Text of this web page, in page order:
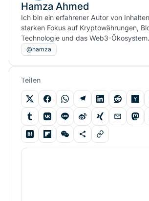
Hamza Ahmed
Ich bin ein erfahrener Autor von
starken Fokus auf Kryptowährungen,
Technologie und das Web3-Ökosystem.
@hamza
Teilen